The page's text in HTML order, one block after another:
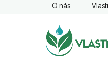
O nás